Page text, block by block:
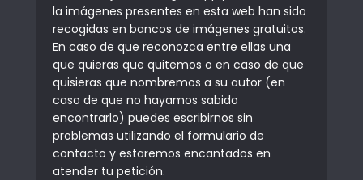
la imágenes presentes en esta web han sido
recogidas en bancos de imágenes gratuitos.
En caso de que reconozca entre ellas una
que quieras que quitemos o en caso de que
quisieras que nombremos a su autor (en
caso de que no hayamos sabido
encontrarlo) puedes escribirnos sin
problemas utilizando el formulario de
contacto y estaremos encantados en
atender tu petición.